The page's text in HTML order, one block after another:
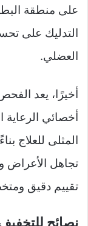
على منطقة
التدليك على
العضلي.
أخيرًا، يعد
أخصائي
المثلى للعلاج
تجاهل الأعراض
تقييم دقيق
نصائح